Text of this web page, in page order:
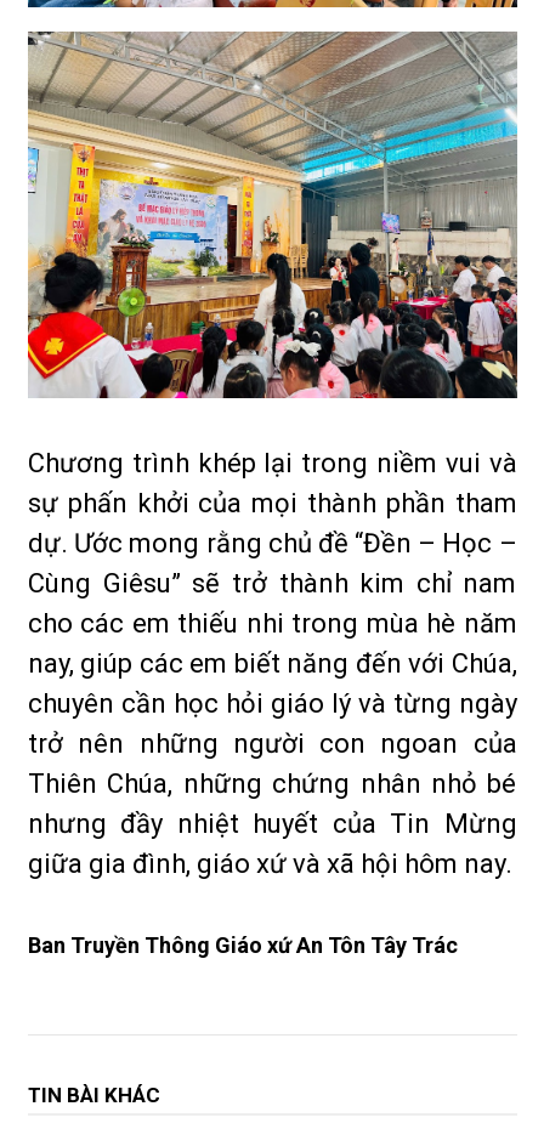
Chương trình khép lại trong niềm vui và
sự phấn khởi của mọi thành phần tham
dự. Ước mong rằng chủ đề “Đền – Học –
Cùng Giêsu” sẽ trở thành kim chỉ nam
cho các em thiếu nhi trong mùa hè năm
nay, giúp các em biết năng đến với Chúa,
chuyên cần học hỏi giáo lý và từng ngày
trở nên những người con ngoan của
Thiên Chúa, những chứng nhân nhỏ bé
nhưng đầy nhiệt huyết của Tin Mừng
giữa gia đình, giáo xứ và xã hội hôm nay.
Ban Truyền Thông Giáo xứ An Tôn Tây Trác
TIN BÀI KHÁC